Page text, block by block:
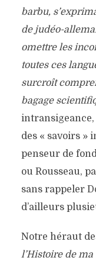
barbu,
de judéo-
omettre les
toutes ces
surcroît
bagage
intransigeance,
des « savoirs »
penseur de
ou Rousseau,
sans rappeler
d’ailleurs
Notre héraut
l’Histoire de ma